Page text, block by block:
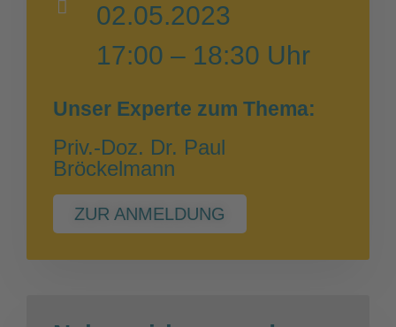
02.05.2023
17:00 – 18:30 Uhr
Unser Experte zum Thema:
Priv.-Doz. Dr. Paul
Bröckelmann
ZUR ANMELDUNG